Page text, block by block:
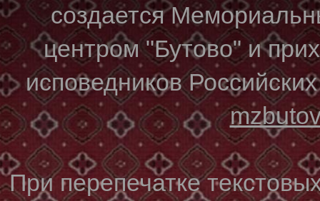
создается
центром "Бутово" и
исповедников
При перепечатке